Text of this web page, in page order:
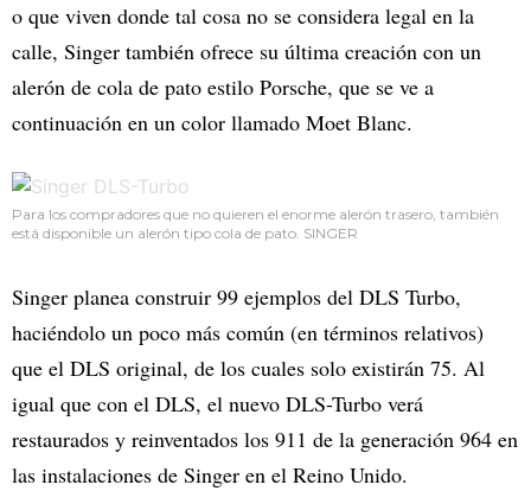
o que viven donde tal cosa no se considera legal en la
calle, Singer también ofrece su última creación con un
alerón de cola de pato estilo Porsche, que se ve a
continuación en un color llamado Moet Blanc.
Para los compradores que no quieren el enorme alerón trasero, también
está disponible un alerón tipo cola de pato. SINGER
Singer planea construir 99 ejemplos del DLS Turbo,
haciéndolo un poco más común (en términos relativos)
que el DLS original, de los cuales solo existirán 75. Al
igual que con el DLS, el nuevo DLS-Turbo verá
restaurados y reinventados los 911 de la generación 964 en
las instalaciones de Singer en el Reino Unido.